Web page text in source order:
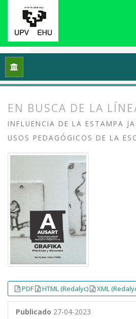
Inicio Vol. 11 Núm. 1
EN BUSCA DE LA
INFLUENCIA DE LA ESTAMPA
USOS PEDAGÓGICOS DE LA
PDF HTML (Redalyc) XML
Publicado 27-04-2023